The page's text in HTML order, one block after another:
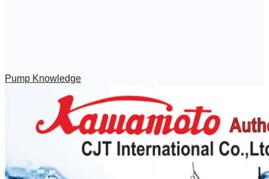
Pump Knowledge